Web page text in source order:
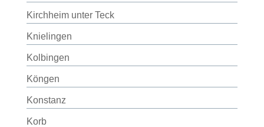
Kirchheim unter Teck
Knielingen
Kolbingen
Köngen
Konstanz
Korb